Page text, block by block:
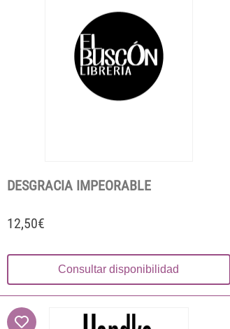
DESGRACIA IMPEORABLE
12,50€
Consultar disponibilidad